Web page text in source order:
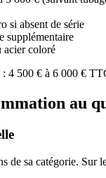
si absent de série
supplémentaire
acier coloré
: 4 500 € à 6 000 €
au
de sa catégorie.